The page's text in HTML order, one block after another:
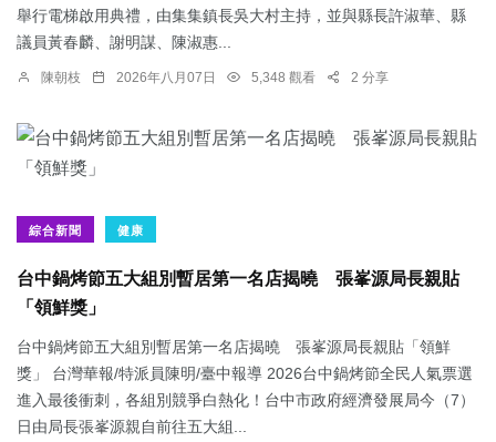
舉行電梯啟用典禮，由集集鎮長吳大村主持，並與縣長許淑華、縣
議員黃春麟、謝明謀、陳淑惠...
陳朝枝 2026年八月07日 5,348 觀看 2 分享
綜合新聞 健康
台中鍋烤節五大組別暫居第一名店揭曉 張峯源局長親貼
「領鮮獎」
台中鍋烤節五大組別暫居第一名店揭曉 張峯源局長親貼「領鮮
獎」 台灣華報/特派員陳明/臺中報導 2026台中鍋烤節全民人氣票選
進入最後衝刺，各組別競爭白熱化！台中市政府經濟發展局今（7）
日由局長張峯源親自前往五大組...